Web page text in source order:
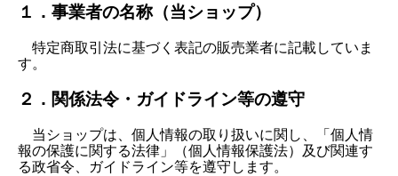
１．事業者の名称（当ショップ）
特定商取引法に基づく表記の販売業者に記載していま
す。
２．関係法令・ガイドライン等の遵守
当ショップは、個人情報の取り扱いに関し、「個人情
報の保護に関する法律」（個人情報保護法）及び関連す
る政省令、ガイドライン等を遵守します。